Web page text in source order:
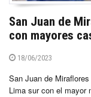
San Juan de
con mayores
18/06/2023
San Juan de
Lima sur con el mayor